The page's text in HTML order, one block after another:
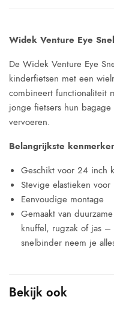
Widek Venture Eye
De Widek Venture Eye
kinderfietsen met een
combineert functionaliteit
jonge fietsers hun
vervoeren.
Belangrijkste
Geschikt voor 24 inch
Stevige elastieken
Eenvoudige montage
Gemaakt van
knuffel, rugzak of jas
snelbinder neem je
Bekijk ook